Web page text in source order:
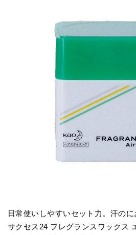
日常使いしやすいセット力。汗のに
サクセス24 フレグランスワックス